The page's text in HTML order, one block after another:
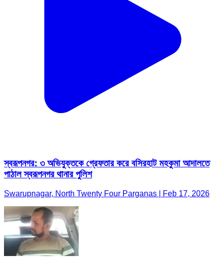
স্বরূপনগর: ৩ অভিযুক্তকে গ্রেফতার করে বসিরহাট মহকুমা আদালতে
পাঠাল স্বরূপনগর থানার পুলিশ
Swarupnagar, North Twenty Four Parganas | Feb 17, 2026